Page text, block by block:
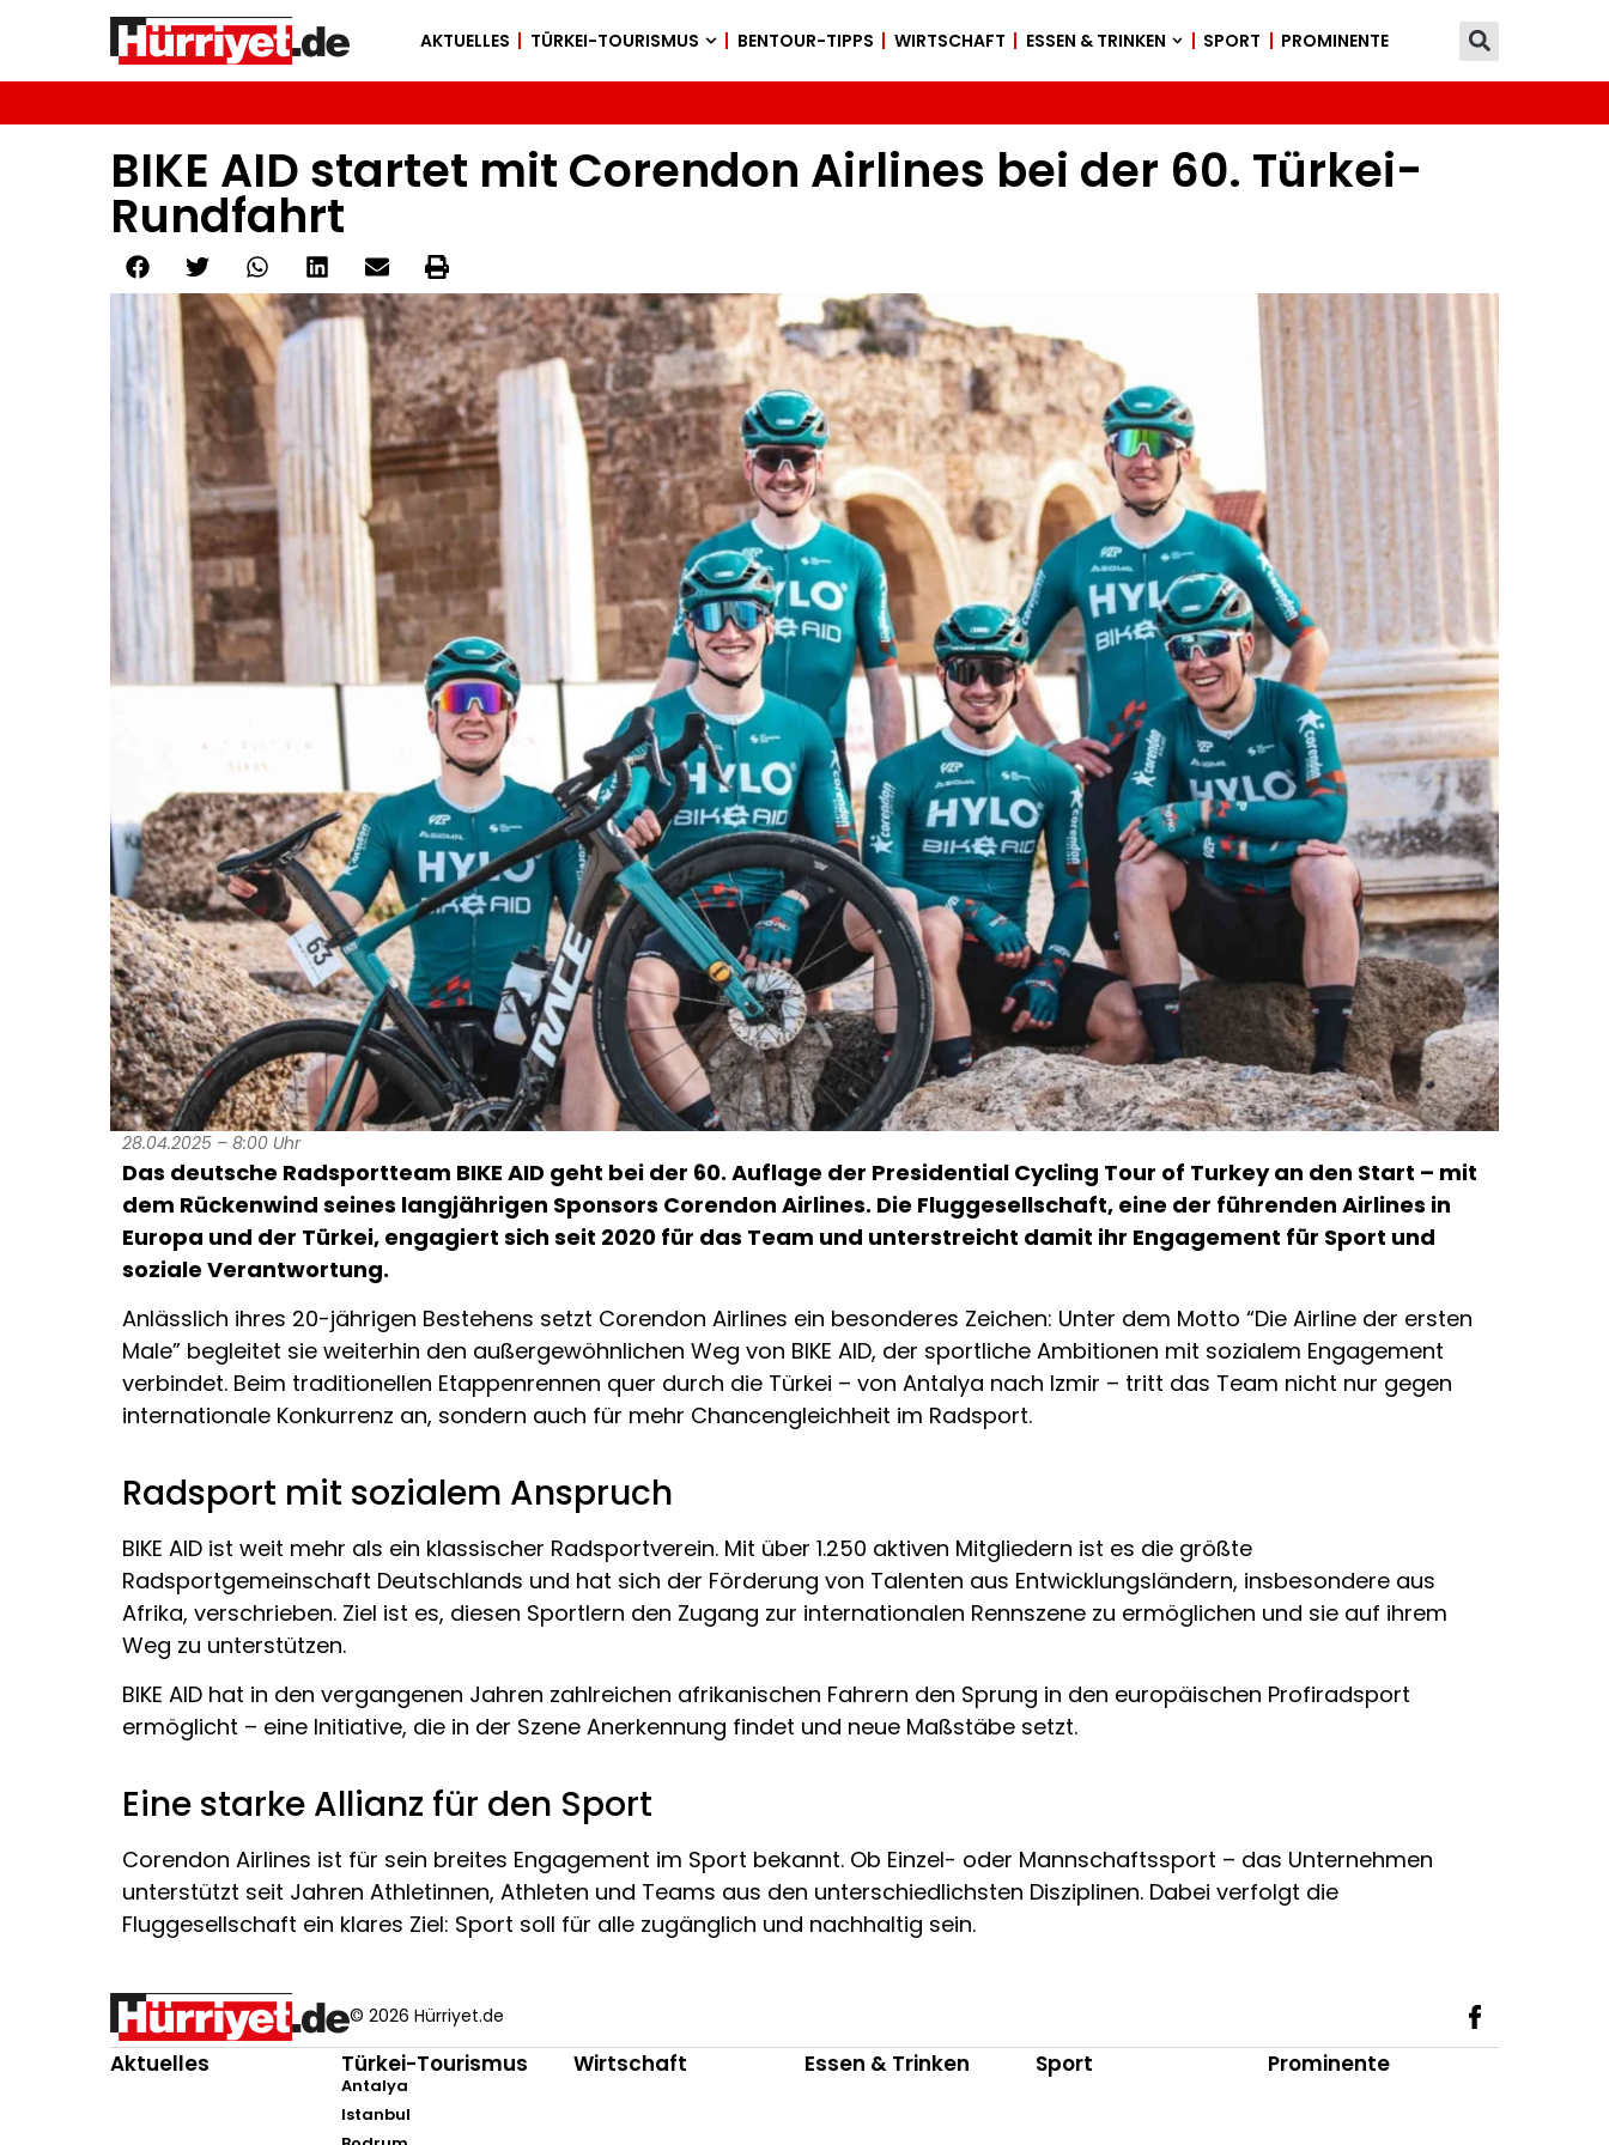
AKTUELLES TÜRKEI-TOURISMUS BENTOUR-TIPPS WIRTSCHAFT ESSEN & TRINKEN SPORT PROMINENTE
BIKE AID startet mit Corendon Airlines bei der 60. Türkei-
Rundfahrt
28.04.2025 – 8:00 Uhr
Das deutsche Radsportteam BIKE AID geht bei der 60. Auflage der Presidential Cycling Tour of Turkey an den Start – mit
dem Rückenwind seines langjährigen Sponsors Corendon Airlines. Die Fluggesellschaft, eine der führenden Airlines in
Europa und der Türkei, engagiert sich seit 2020 für das Team und unterstreicht damit ihr Engagement für Sport und
soziale Verantwortung.
Anlässlich ihres 20-jährigen Bestehens setzt Corendon Airlines ein besonderes Zeichen: Unter dem Motto “Die Airline der ersten
Male” begleitet sie weiterhin den außergewöhnlichen Weg von BIKE AID, der sportliche Ambitionen mit sozialem Engagement
verbindet. Beim traditionellen Etappenrennen quer durch die Türkei – von Antalya nach Izmir – tritt das Team nicht nur gegen
internationale Konkurrenz an, sondern auch für mehr Chancengleichheit im Radsport.
Radsport mit sozialem Anspruch
BIKE AID ist weit mehr als ein klassischer Radsportverein. Mit über 1.250 aktiven Mitgliedern ist es die größte
Radsportgemeinschaft Deutschlands und hat sich der Förderung von Talenten aus Entwicklungsländern, insbesondere aus
Afrika, verschrieben. Ziel ist es, diesen Sportlern den Zugang zur internationalen Rennszene zu ermöglichen und sie auf ihrem
Weg zu unterstützen.
BIKE AID hat in den vergangenen Jahren zahlreichen afrikanischen Fahrern den Sprung in den europäischen Profiradsport
ermöglicht – eine Initiative, die in der Szene Anerkennung findet und neue Maßstäbe setzt.
Eine starke Allianz für den Sport
Corendon Airlines ist für sein breites Engagement im Sport bekannt. Ob Einzel- oder Mannschaftssport – das Unternehmen
unterstützt seit Jahren Athletinnen, Athleten und Teams aus den unterschiedlichsten Disziplinen. Dabei verfolgt die
Fluggesellschaft ein klares Ziel: Sport soll für alle zugänglich und nachhaltig sein.
© 2026 Hürriyet.de
Aktuelles Türkei-Tourismus
Antalya
Istanbul
Wirtschaft Essen & Trinken Sport Prominente